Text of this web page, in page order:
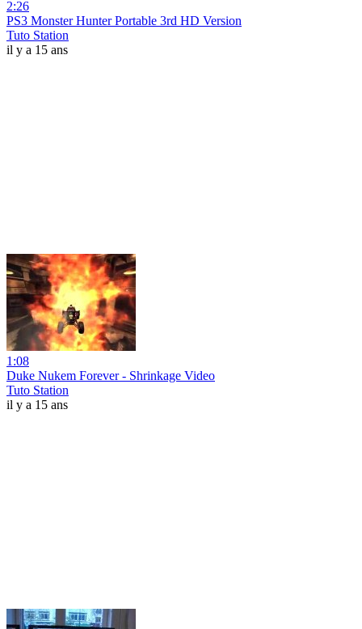
2:26
PS3 Monster Hunter Portable 3rd HD Version
Tuto Station
il y a 15 ans
1:08
Duke Nukem Forever - Shrinkage Video
Tuto Station
il y a 15 ans